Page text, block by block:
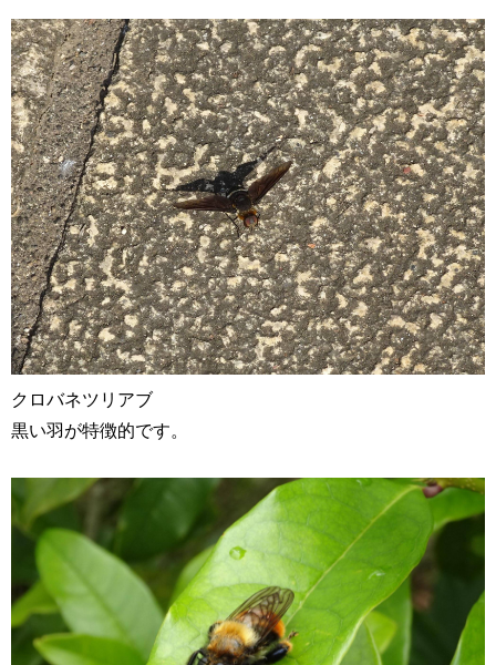
クロバネツリアブ
黒い羽が特徴的です。